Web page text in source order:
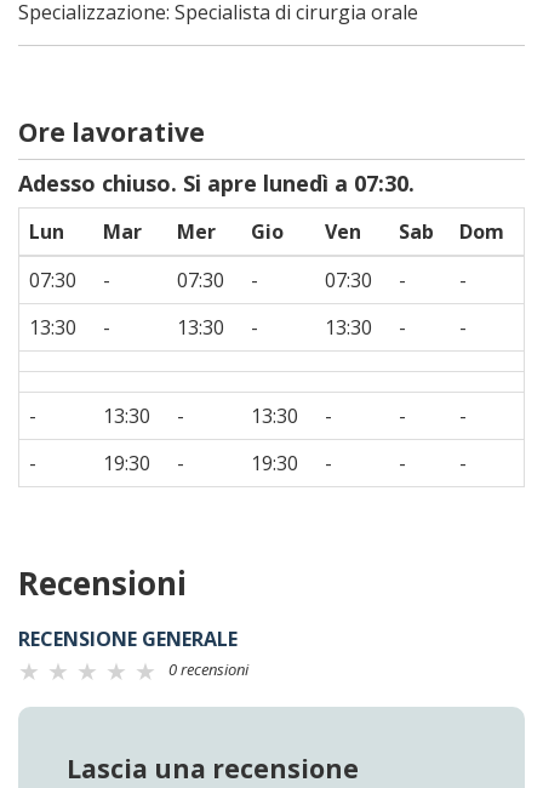
Specializzazione: Specialista di cirurgia orale
Ore lavorative
Adesso chiuso. Si apre lunedì a 07:30.
Lun Mar Mer Gio Ven Sab
Dom
07:30
- 07:30 - 07:30 -
-
13:30
- 13:30 - 13:30 - -
- 13:30 - 13:30 - -
-
-
19:30 - 19:30 - - -
Recensioni
RECENSIONE GENERALE
0 recensioni
Lascia una recensione